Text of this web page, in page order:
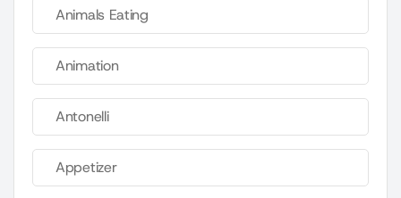
Animals Eating
Animation
Antonelli
Appetizer